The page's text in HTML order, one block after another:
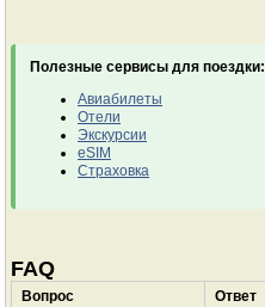
Полезные сервисы для поездки:
Авиабилеты
Отели
Экскурсии
eSIM
Страховка
FAQ
Вопрос
Ответ